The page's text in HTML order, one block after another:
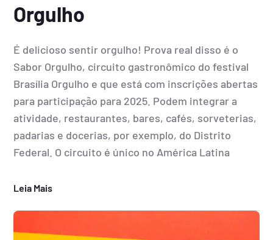
Orgulho
É delicioso sentir orgulho! Prova real disso é o
Sabor Orgulho, circuito gastronômico do festival
Brasília Orgulho e que está com inscrições abertas
para participação para 2025. Podem integrar a
atividade, restaurantes, bares, cafés, sorveterias,
padarias e docerias, por exemplo, do Distrito
Federal. O circuito é único no América Latina
Leia Mais